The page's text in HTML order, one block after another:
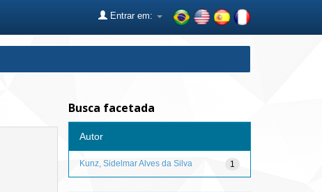
Entrar em:
Busca facetada
Autor
1
Kunz, Sidelmar Alves da Silva